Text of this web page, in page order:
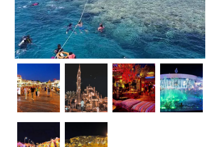
Cart
Checkout
Contact
Us